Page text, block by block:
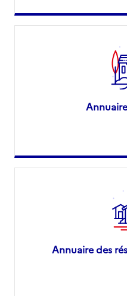
Annuaire des